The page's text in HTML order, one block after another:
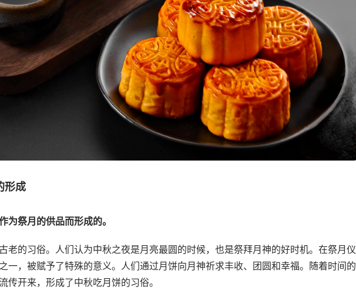
形成
为祭月的供品而形成的。
老的习俗。人们认为中秋之夜是月亮最圆的时候，也是祭拜月神的好时机。在祭月仪
一，被赋予了特殊的意义。人们通过月饼向月神祈求丰收、团圆和幸福。随着时间的
传开来，形成了中秋吃月饼的习俗。